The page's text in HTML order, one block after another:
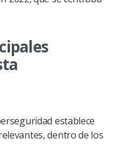
establece
dentro de los